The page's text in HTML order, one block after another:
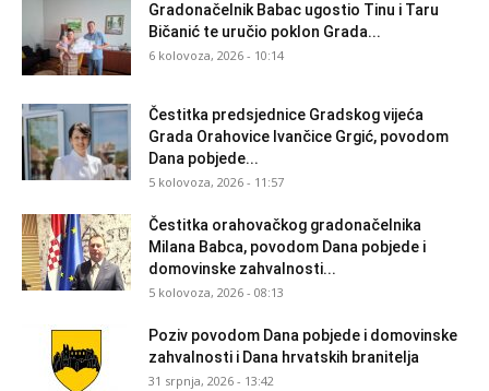
Gradonačelnik Babac ugostio Tinu i Taru
Bičanić te uručio poklon Grada...
6 kolovoza, 2026 - 10:14
Čestitka predsjednice Gradskog vijeća
Grada Orahovice Ivančice Grgić, povodom
Dana pobjede...
5 kolovoza, 2026 - 11:57
Čestitka orahovačkog gradonačelnika
Milana Babca, povodom Dana pobjede i
domovinske zahvalnosti...
5 kolovoza, 2026 - 08:13
Poziv povodom Dana pobjede i domovinske
zahvalnosti i Dana hrvatskih branitelja
31 srpnja, 2026 - 13:42